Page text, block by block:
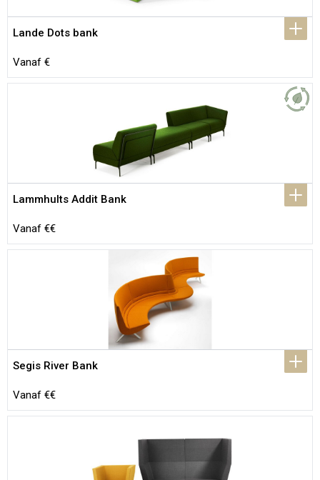
Lande Dots bank
Vanaf €
Lammhults Addit Bank
Vanaf €€
Segis River Bank
Vanaf €€